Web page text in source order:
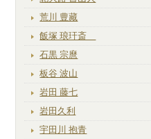
荒川 豊藏
飯塚 琅玕斎
石黒 宗麿
板谷 波山
岩田 藤七
岩田久利
宇田川 抱青